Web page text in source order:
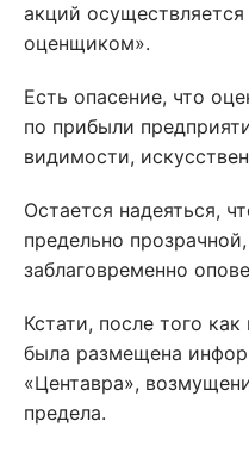
акций
оценщиком».
Есть опасение, что
по прибыли
видимости,
Остается надеяться,
предельно
заблаговременно
Кстати, после того
была размещена
«Центавра»,
предела.